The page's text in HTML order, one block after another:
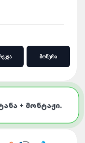
ᲛᲝᲬᲔᲠᲐ
+ ᲛᲝᲜᲢᲐᲟᲘ.